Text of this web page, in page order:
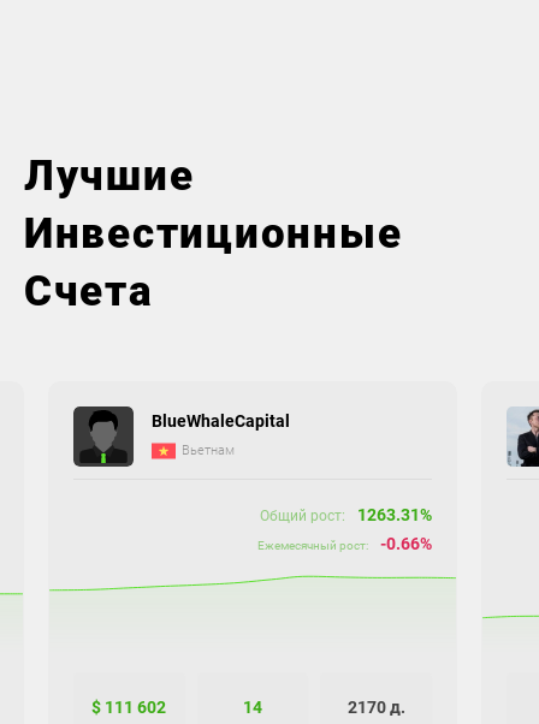
Лучшие
Инвестиционные
Счета
BlueWhaleCapital
Вьетнам
Общий рост: 1263.31%
Ежемесячный рост: -0.66%
$ 111 602 14 2170 д.